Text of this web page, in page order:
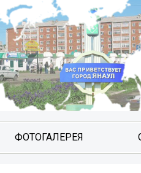
ФОТОГАЛЕРЕЯ